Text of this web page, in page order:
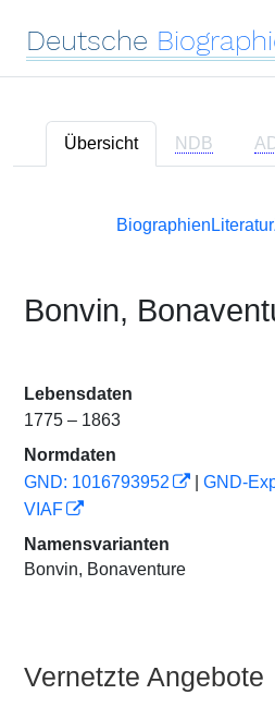
Deutsche
Übersicht NDB
Biographien Literatur
Bonvin,
Lebensdaten
1775 – 1863
Normdaten
GND: 1016793952
GND-
VIAF
Namensvarianten
Bonvin, Bonaventure
Vernetzte Angebote